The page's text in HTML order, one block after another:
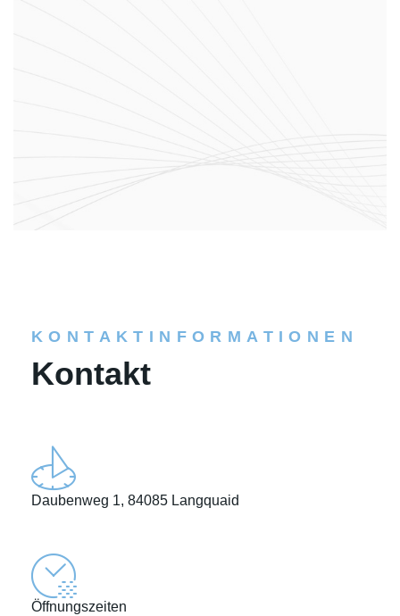
KONTAKTINFORMATIONEN
Kontakt
Daubenweg 1, 84085 Langquaid
Öffnungszeiten